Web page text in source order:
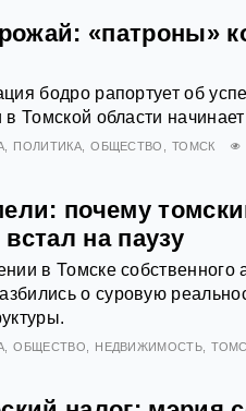
«патроны»
бодро рапортует об
Томской области
ПОЛИТИКА ОБЩЕСТВО ТОМСК
почему
на паузу
в Томске собственного
о суровую
ОБЩЕСТВО НЕДВИЖИМОСТЬ